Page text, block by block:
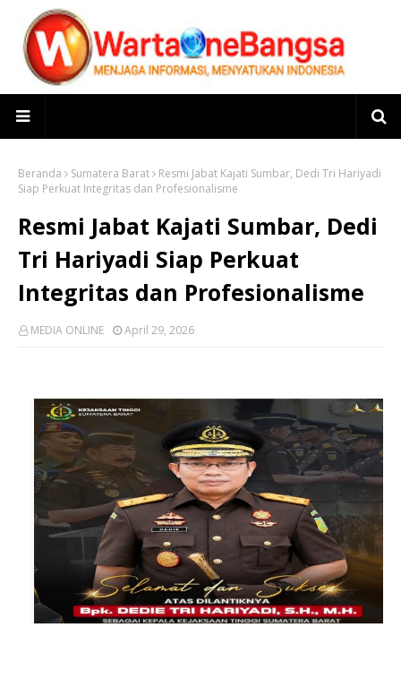
Beranda Sumatera Barat
Resmi Jabat Kajati Sumbar, Dedi Tri Hariyadi
Siap Perkuat Integritas dan Profesionalisme
Resmi Jabat Kajati Sumbar, Dedi
Tri Hariyadi Siap Perkuat
Integritas dan Profesionalisme
MEDIA ONLINE April 29, 2026